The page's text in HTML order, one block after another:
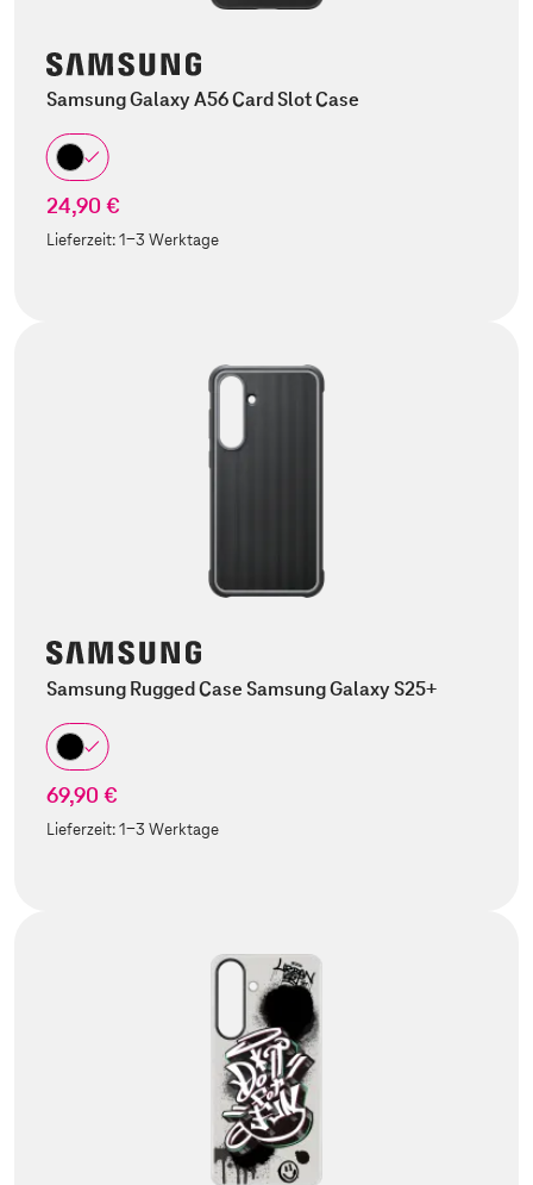
Samsung Galaxy A56 Card Slot Case
24,90 €
Lieferzeit:1-3 Werktage
Samsung Rugged Case Samsung Galaxy S25+
69,90 €
Lieferzeit:1-3 Werktage